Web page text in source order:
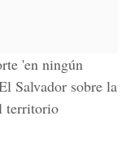
'en ningún
Salvador sobre la
territorio